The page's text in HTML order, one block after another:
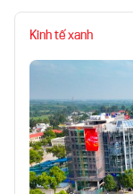
Kinh tế xanh